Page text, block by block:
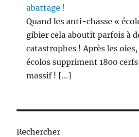
abattage !
Quand les anti-chasse «
gibier cela aboutit parfois à
catastrophes ! Après les
écolos suppriment 1800
massif ! […]
Rechercher